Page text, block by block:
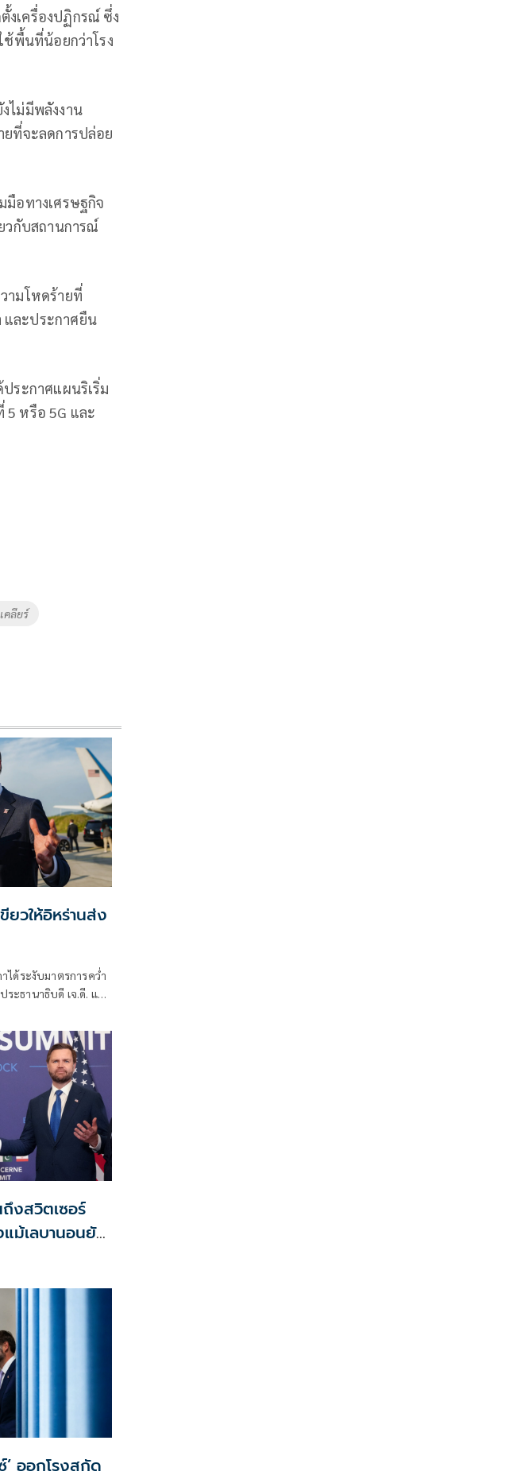
งเครื่องปฏิกรณ์ ซึ่ง
ช้พื้นที่น้อยกว่าโรง
ไม่มีพลังงาน
ยที่จะลดการปล่อย
มือทางเศรษฐกิจ
วกับสถานการณ์
ามโหดร้ายที่
และประกาศยืน
ระกาศแผนริเริ่ม
หรือ 5G และ
คลียร์
ยวให้อิหร่านส่ง
ได้ระงับมาตรการคว่ำ
ะธานาธิบดี เจ.ดี. แวน
ได้
งสวิตเซอร์
ม้เลบานอนยัง
’ ออกโรงสกัด